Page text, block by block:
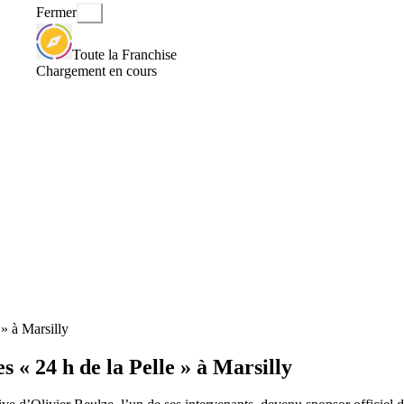
Fermer
Toute la Franchise
Chargement en cours
à Marsilly
« 24 h de la Pelle » à Marsilly